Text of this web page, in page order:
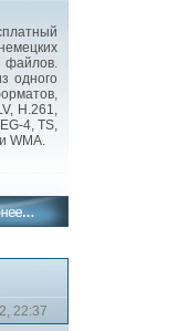
файлов.
одного
H.261,
4, TS,
WMA.
22:37